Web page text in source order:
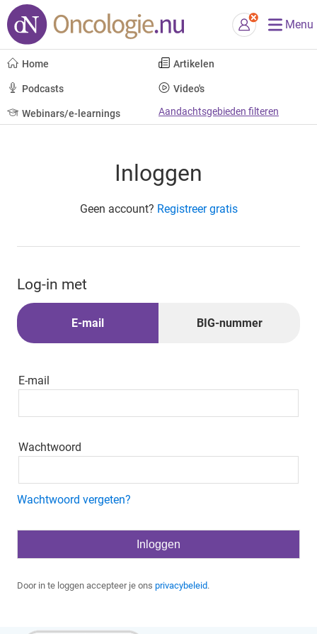
Menu
Home Artikelen
Podcasts Video's
Webinars/e-learnings Aandachtsgebieden filteren
Inloggen
Geen account? Registreer gratis
Log-in met
E-mail
E-mail
Wachtwoord
Wachtwoord vergeten?
Door in te loggen accepteer je ons privacybeleid.
BIG-nummer